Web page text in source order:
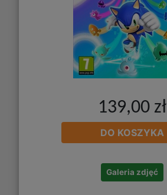
139,00 zł
DO KOSZYKA
Galeria zdjęć